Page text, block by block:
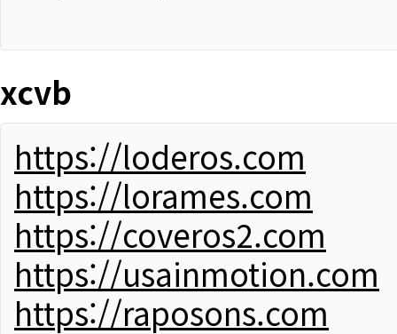
xcvb
https://loderos.com
https://lorames.com
https://coveros2.com
https://usainmotion.com
https://raposons.com